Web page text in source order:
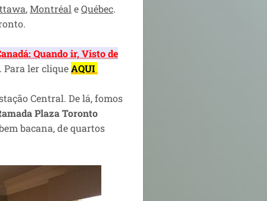
,Montréal eQuébec.
Quando ir, Visto de
. Para ler cliqueAQUI
Central. De lá, fomos
Plaza Toronto
bacana, de quartos